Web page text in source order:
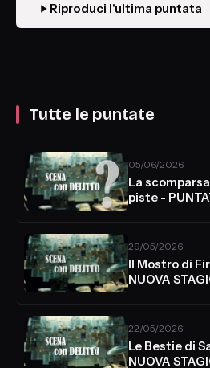
Riproduci l'ultima puntata
Tutte le puntate
05/06/2026
La
piste -
29/05/2026
Il Mostro di
NUOVA
22/05/2026
Le Bestie di
NUOVA